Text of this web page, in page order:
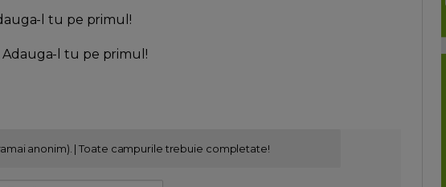
l tu pe primul!
Adauga-l tu pe primul!
anonim). | Toate campurile trebuie completate!